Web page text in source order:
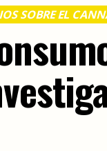
SOBRE EL